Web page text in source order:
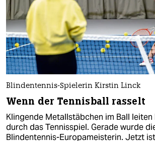
Blindentennis-Spielerin Kirstin Linck
Wenn der Tennisball rasselt
Klingende Metallstäbchen im Ball
durch das Tennisspiel. Gerade wurde
Blindentennis-Europameisterin. Jetzt